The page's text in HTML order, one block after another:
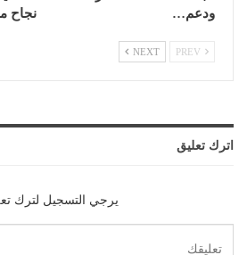
ودعم…
نجاح
NEXT
اترك تعليق
يرجي التسجيل لترك